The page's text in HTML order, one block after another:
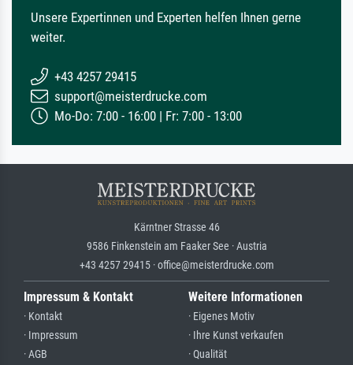
Unsere Expertinnen und Experten helfen Ihnen gerne
weiter.
+43 4257 29415
support@meisterdrucke.com
Mo-Do: 7:00 - 16:00 | Fr: 7:00 - 13:00
Kärntner Strasse 46
9586 Finkenstein am Faaker See · Austria
+43 4257 29415 · office@meisterdrucke.com
Impressum & Kontakt
· Kontakt
· Impressum
· AGB
Weitere Informationen
· Eigenes Motiv
· Ihre Kunst verkaufen
· Qualität